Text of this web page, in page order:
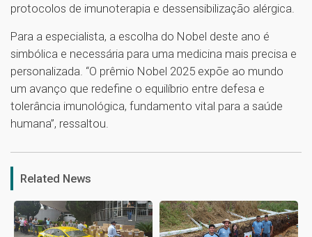
protocolos de imunoterapia e dessensibilização alérgica.
Para a especialista, a escolha do Nobel deste ano é
simbólica e necessária para uma medicina mais precisa e
personalizada. “O prêmio Nobel 2025 expõe ao mundo
um avanço que redefine o equilíbrio entre defesa e
tolerância imunológica, fundamento vital para a saúde
humana”, ressaltou.
Related News